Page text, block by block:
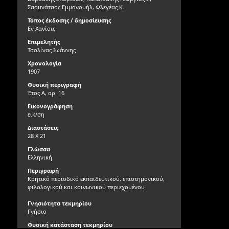
Σαουνάτσος Εμμανουήλ, Φλεγέας Κ.
Τόπος έκδοσης / δημοσίευσης
Εν Χανίοις
Επιμελητής
Τσολίνας Ιωάννης
Χρονολογία
1907
Φυσική περιγραφή
Έτος Α, αρ. 16
Εικονογράφηση
εικ/ση
Διαστάσεις
28 Χ 21
Γλώσσα
Ελληνική
Περιγραφή
Κρητικό περιοδικό εκπαιδευτικού, επιστημονικού,
φιλολογικού και κοινωνικού περιεχομένου
Γνησιότητα τεκμηρίου
Γνήσιο
Φυσική κατάσταση τεκμηρίου